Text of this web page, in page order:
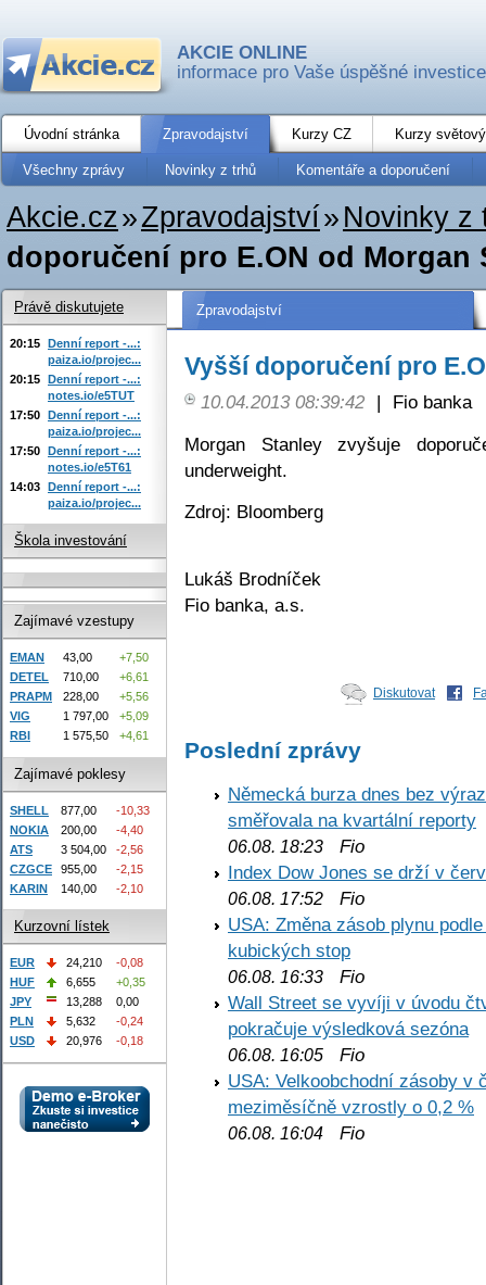
AKCIE ONLINE
informace pro Vaše úspěšné investice
Úvodní stránka Zpravodajství Kurzy CZ Kurzy
Všechny zprávy Novinky z trhů Komentáře a doporučení
Akcie.cz»Zpravodajství» Novinky z
doporučení pro E.ON od Morgan
Zpravodajství
Vyšší doporučení pro
10.04.2013 08:39:42 |
Fio banka
Morgan Stanley zvyšuje
underweight.
Zdroj: Bloomberg
Lukáš Brodníček
Fio banka, a.s.
Diskutovat
Poslední zprávy
Německá burza dnes bez
směřovala na kvartální reporty
06.08. 18:23 Fio
Index Dow Jones se drží v
06.08. 17:52 Fio
USA: Změna zásob plynu
kubických stop
06.08. 16:33 Fio
Wall Street se vyvíji v úvodu
pokračuje výsledková sezóna
06.08. 16:05 Fio
USA: Velkoobchodní zásoby v
meziměsíčně vzrostly o 0,2 %
06.08. 16:04 Fio
Právě diskutujete
20:15 Denní report -...:
paiza.io/projec...
20:15 Denní report -...:
notes.io/e5TUT
17:50 Denní report -...:
paiza.io/projec...
17:50 Denní report -...:
notes.io/e5T61
14:03 Denní report -...:
paiza.io/projec...
Škola investování
Zajímavé vzestupy
EMAN 43,00
+7,50
DETEL
710,00
+6,61
PRAPM
228,00
+5,56
VIG
1 797,00
+5,09
RBI
1 575,50 +4,61
Zajímavé poklesy
SHELL 877,00
-10,33
NOKIA
200,00
-4,40
ATS
3 504,00
-2,56
CZGCE
955,00
-2,15
KARIN
140,00 -2,10
Kurzovní lístek
EUR 24,210
-0,08
HUF
6,655
+0,35
JPY
13,288
0,00
PLN
5,632
-0,24
USD
20,976 -0,18